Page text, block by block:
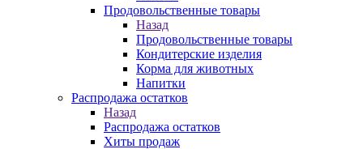
Продовольственные товары
Назад
Продовольственные товары
Кондитерские изделия
Корма для животных
Напитки
Распродажа остатков
Назад
Распродажа остатков
Хиты продаж